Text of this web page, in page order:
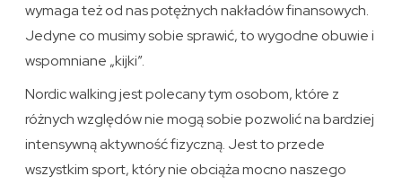
wymaga też od nas potężnych nakładów finansowych.
Jedyne co musimy sobie sprawić, to wygodne obuwie i
wspomniane „kijki”.
Nordic walking jest polecany tym osobom, które z
różnych względów nie mogą sobie pozwolić na bardziej
intensywną aktywność fizyczną. Jest to przede
wszystkim sport, który nie obciąża mocno naszego